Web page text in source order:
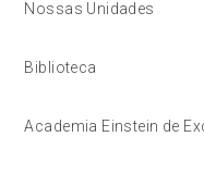
Nossas Unidades
Biblioteca
Academia Einstein de